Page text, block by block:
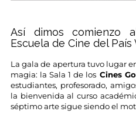
Así dimos comienzo
Escuela de Cine del País
La gala de apertura tuvo lugar
magia: la Sala 1 de los Cines
estudiantes, profesorado,
la bienvenida al curso
séptimo arte sigue siendo el